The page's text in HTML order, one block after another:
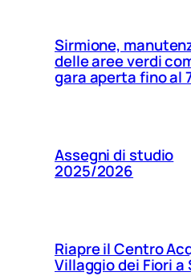
Sirmione,
delle aree verdi
gara aperta fino al
Assegni di studio
2025/2026
Riapre il Centro
Villaggio dei Fiori a